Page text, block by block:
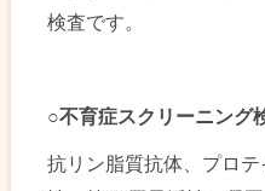
検査です。
○不育症スクリーニング
抗リン脂質抗体、プロ